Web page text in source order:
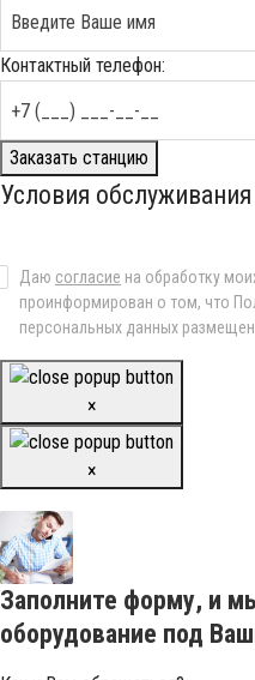
Контактный телефон:
Заказать станцию
Условия обслуживания
Даю согласие на обработку
проинформирован о том, что
персональных данных
×
×
Заполните форму, и
оборудование под